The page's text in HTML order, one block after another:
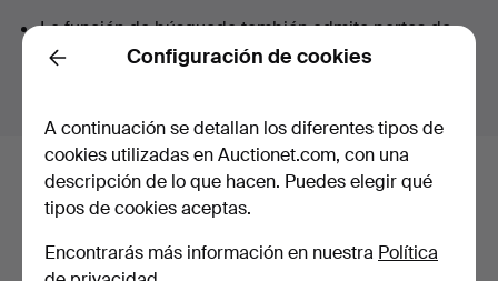
La función de búsqueda también admite partes de
palabras. Por ejemplo si buscasbrazte aparecerán
Estos son los lotes existentes
tu búsqueda.
Back Configuración de cookies
A continuación se detallan los diferentes tipos de
cookies utilizadas en Auctionet.com, con una
descripción de lo que hacen. Puedes elegir qué
tipos de cookies aceptas.
Encontrarás más información en nuestra Política